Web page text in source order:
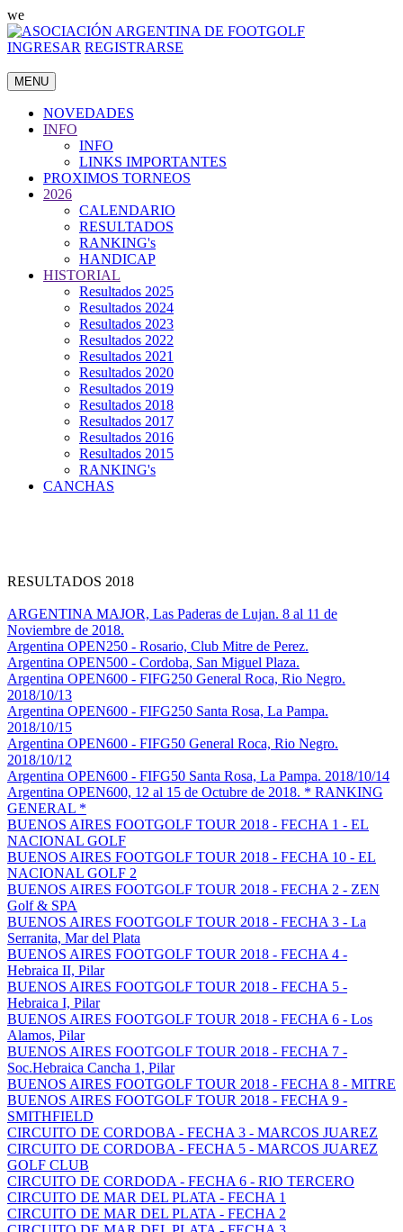
we
INGRESAR REGISTRARSE
MENU
NOVEDADES
INFO
INFO
LINKS IMPORTANTES
PROXIMOS TORNEOS
2026
CALENDARIO
RESULTADOS
RANKING's
HANDICAP
HISTORIAL
Resultados 2025
Resultados 2024
Resultados 2023
Resultados 2022
Resultados 2021
Resultados 2020
Resultados 2019
Resultados 2018
Resultados 2017
Resultados 2016
Resultados 2015
RANKING's
CANCHAS
RESULTADOS 2018
ARGENTINA MAJOR, Las Paderas de Lujan. 8 al 11 de
Noviembre de 2018.
Argentina OPEN250 - Rosario, Club Mitre de Perez.
Argentina OPEN500 - Cordoba, San Miguel Plaza.
Argentina OPEN600 - FIFG250 General Roca, Rio Negro.
2018/10/13
Argentina OPEN600 - FIFG250 Santa Rosa, La Pampa.
2018/10/15
Argentina OPEN600 - FIFG50 General Roca, Rio Negro.
2018/10/12
Argentina OPEN600 - FIFG50 Santa Rosa, La Pampa. 2018/10/14
Argentina OPEN600, 12 al 15 de Octubre de 2018. * RANKING
GENERAL *
BUENOS AIRES FOOTGOLF TOUR 2018 - FECHA 1 - EL
NACIONAL GOLF
BUENOS AIRES FOOTGOLF TOUR 2018 - FECHA 10 - EL
NACIONAL GOLF 2
BUENOS AIRES FOOTGOLF TOUR 2018 - FECHA 2 - ZEN
Golf & SPA
BUENOS AIRES FOOTGOLF TOUR 2018 - FECHA 3 - La
Serranita, Mar del Plata
BUENOS AIRES FOOTGOLF TOUR 2018 - FECHA 4 -
Hebraica II, Pilar
BUENOS AIRES FOOTGOLF TOUR 2018 - FECHA 5 -
Hebraica I, Pilar
BUENOS AIRES FOOTGOLF TOUR 2018 - FECHA 6 - Los
Alamos, Pilar
BUENOS AIRES FOOTGOLF TOUR 2018 - FECHA 7 -
Soc.Hebraica Cancha 1, Pilar
BUENOS AIRES FOOTGOLF TOUR 2018 - FECHA 8 - MITRE
BUENOS AIRES FOOTGOLF TOUR 2018 - FECHA 9 -
SMITHFIELD
CIRCUITO DE CORDOBA - FECHA 3 - MARCOS JUAREZ
CIRCUITO DE CORDOBA - FECHA 5 - MARCOS JUAREZ
GOLF CLUB
CIRCUITO DE CORDODA - FECHA 6 - RIO TERCERO
CIRCUITO DE MAR DEL PLATA - FECHA 1
CIRCUITO DE MAR DEL PLATA - FECHA 2